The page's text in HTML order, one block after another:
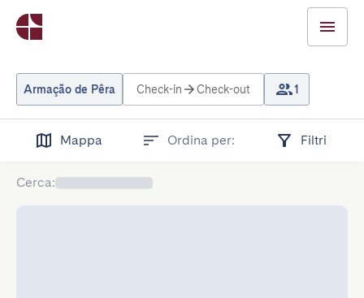
Armação de Pêra Check-in Check-out 1
Mappa Ordina per: Filtri
Cerca: